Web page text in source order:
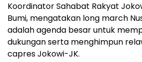
Koordinator Sahabat Rakyat
Bumi, mengatakan long march
adalah agenda besar untuk
dukungan serta menghimpun
capres Jokowi-JK.